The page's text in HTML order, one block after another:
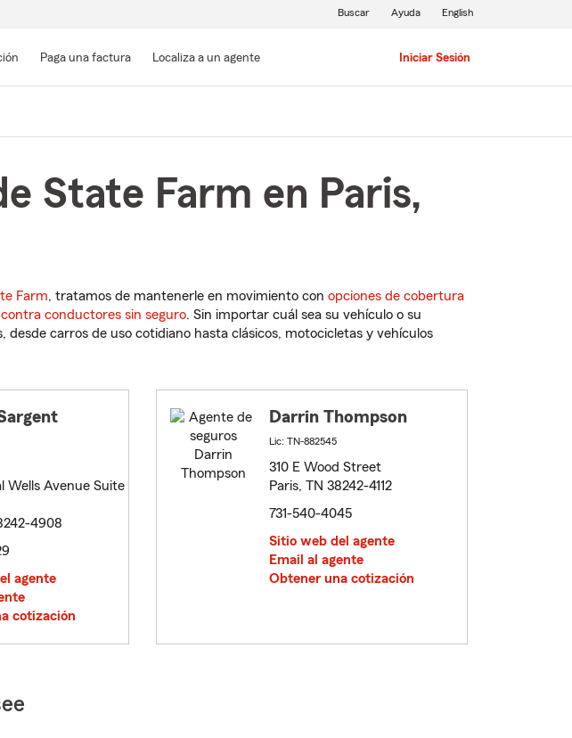
Paga una factura Localiza a un agente Iniciar Sesión
Buscar Ayuda English
State Farm en Paris,
Farm, tratamos de mantenerle en movimiento con opciones de cobertura
conductores sin seguro. Sin importar cuál sea su vehículo o su
carros de uso cotidiano hasta clásicos, motocicletas y vehículos
Wells Avenue Suite
4908
agente
cotización
Darrin Thompson
Lic: TN-882545
310 E Wood Street
Paris, TN 38242-4112
731-540-4045
Sitio web del agente
Email al agente
Obtener una cotización